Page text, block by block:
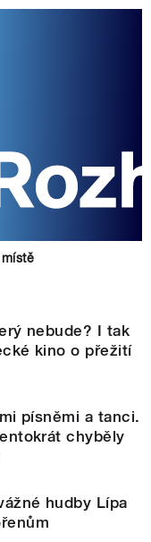
nebude? I tak
kino o přežití
písněmi a tanci.
chyběly
hudby Lípa